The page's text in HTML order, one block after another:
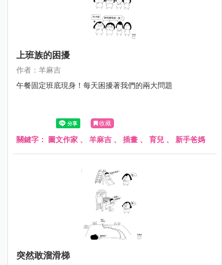
上班族的困擾
作者：羊麻吉
午餐固定班底現身！每天困擾著我們的兩大問題
收藏
關鍵字： 圖文作家 、 羊麻吉 、 插畫 、 育兒 、 新手爸媽
突然敢溜滑梯